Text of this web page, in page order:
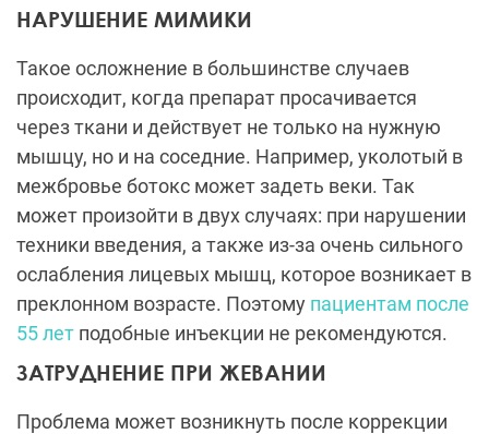
НАРУШЕНИЕ МИМИКИ
Такое осложнение в большинстве случаев
происходит, когда препарат просачивается
через ткани и действует не только на нужную
мышцу, но и на соседние. Например, уколотый в
межбровье ботокс может задеть веки. Так
может произойти в двух случаях: при нарушении
техники введения, а также из-за очень сильного
ослабления лицевых мышц, которое возникает в
преклонном возрасте. Поэтому пациентам после
55 лет подобные инъекции не рекомендуются.
ЗАТРУДНЕНИЕ ПРИ ЖЕВАНИИ
Проблема может возникнуть после коррекции